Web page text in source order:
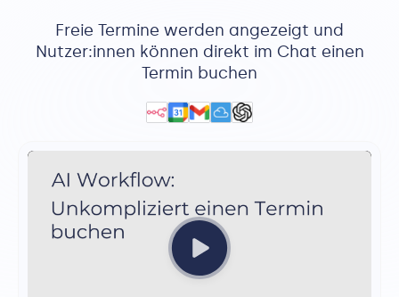
Freie Termine werden angezeigt und
Nutzer:innen können direkt im Chat einen
Termin buchen